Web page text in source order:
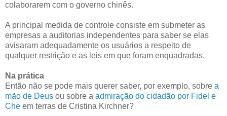
colaborarem com o governo chinês.
A principal medida de controle consiste em submeter as
empresas a auditorias independentes para saber se elas
avisaram adequadamente os usuários a respeito de
qualquer restrição e as leis em que foram enquadradas.
Na prática
Então não se pode mais querer saber, por exemplo, sobre a
mão de Deus ou sobre a admiração do cidadão por Fidel e
Che em terras de Cristina Kirchner?